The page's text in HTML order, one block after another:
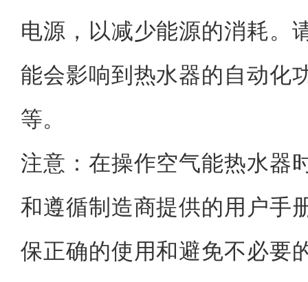
电源，以减少能源的消耗。
能会影响到热水器的自动化
等。
注意：在操作空气能热水器
和遵循制造商提供的用户手
保正确的使用和避免不必要